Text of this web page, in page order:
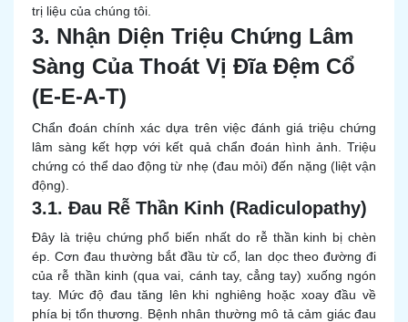
trị liệu của chúng tôi.
3. Nhận Diện Triệu Chứng Lâm
Sàng Của Thoát Vị Đĩa Đệm Cổ
(E-E-A-T)
Chẩn đoán chính xác dựa trên việc đánh giá triệu chứng
lâm sàng kết hợp với kết quả chẩn đoán hình ảnh. Triệu
chứng có thể dao động từ nhẹ (đau mỏi) đến nặng (liệt vận
động).
3.1. Đau Rễ Thần Kinh (Radiculopathy)
Đây là triệu chứng phổ biến nhất do rễ thần kinh bị chèn
ép. Cơn đau thường bắt đầu từ cổ, lan dọc theo đường đi
của rễ thần kinh (qua vai, cánh tay, cẳng tay) xuống ngón
tay. Mức độ đau tăng lên khi nghiêng hoặc xoay đầu về
phía bị tổn thương. Bệnh nhân thường mô tả cảm giác đau